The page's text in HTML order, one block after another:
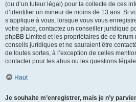
(ou d’un tuteur légal) pour la collecte de ces
d’identifier un mineur de moins de 13 ans. Si
s’applique à vous, lorsque vous vous
votre place, contactez un conseiller juridique
phpBB Limited et les propriétaires de ce forum
conseils juridiques et ne sauraient être
de toutes sortes, à l’exception de celles
contacter pour les abus ou les questions
Haut
Je souhaite m’enregistrer, mais je n’y